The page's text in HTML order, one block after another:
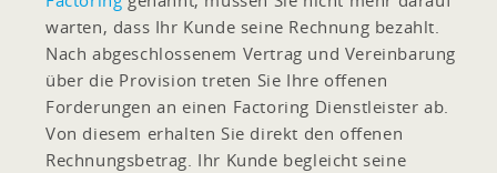
warten, dass Ihr Kunde seine Rechnung bezahlt.
Nach abgeschlossenem Vertrag und Vereinbarung
über die Provision treten Sie Ihre offenen
Forderungen an einen Factoring Dienstleister ab.
Von diesem erhalten Sie direkt den offenen
Rechnungsbetrag. Ihr Kunde begleicht seine